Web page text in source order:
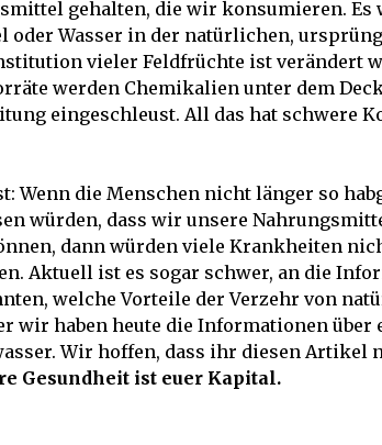
gehalten, die wir konsumieren.
oder Wasser in der natürlichen,
vieler Feldfrüchte ist verändert
werden Chemikalien unter dem
eingeschleust. All das hat schwere
Wenn die Menschen nicht länger so
würden, dass wir unsere
dann würden viele Krankheiten
Aktuell ist es sogar schwer, an die
welche Vorteile der Verzehr von
wir haben heute die Informationen
Wir hoffen, dass ihr diesen Artikel
Gesundheit ist euer Kapital.